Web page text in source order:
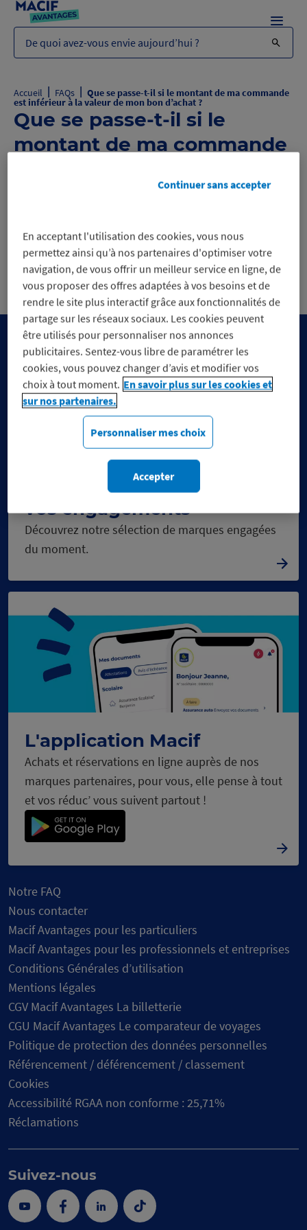
De quoi avez-vous envie aujourd’hui ?
Menu
Accueil | FAQs | Que se passe-t-il si le montant de ma commande
est inférieur à la valeur de mon bon d’achat ?
Que se passe-t-il si le
montant de ma commande
mon bon d’achat ?
commande est inférieur à la valeur
de mon bon d’achat ?
Réduisez vos dépenses, pas
vos engagements
Découvrez notre sélection de marques engagées
du moment.
L'application Macif
Achats et réservations en ligne auprès de nos
marques partenaires, pour vous, elle pense à tout
et vos réduc’ vous suivent partout !
Notre FAQ
Nous contacter
Macif Avantages pour les particuliers
Macif Avantages pour les professionnels et entreprises
Conditions Générales d’utilisation
Mentions légales
CGV Macif Avantages La billetterie
CGU Macif Avantages Le comparateur de voyages
Politique de protection des données personnelles
Référencement / déférencement / classement
Cookies
Accessibilité RGAA non conforme : 25,71%
Réclamations
Suivez-nous
YoutubeFacebookLinkedinTik
Tok
C
h
a
r
g
e
m
e
n
t
e
n
c
o
u
r
s
En acceptant l'utilisation des cookies, vous nous
permettez ainsi qu’à nos partenaires d'optimiser votre
navigation, de vous offrir un meilleur service en ligne, de
vous proposer des offres adaptées à vos besoins et de
rendre le site plus interactif grâce aux fonctionnalités de
partage sur les réseaux sociaux. Les cookies peuvent
être utilisés pour personnaliser nos annonces
publicitaires. Sentez-vous libre de paramétrer les
cookies, vous pouvez changer d’avis et modifier vos
choix à tout moment. En savoir plus sur les cookies et
sur nos partenaires.
Personnaliser mes choix
Continuer sans accepter
Accepter